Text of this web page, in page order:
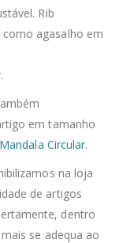
Rib
agasalho em
em tamanho
Circular.
na loja
de artigos
dentro
se adequa ao